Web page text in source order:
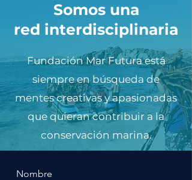
Somos una
red interdisciplinaria
Fundación Mar Futura está
siempre en búsqueda de
mentes creativas y apasionadas
que quieran contribuir a la
conservación marina.
Nombre